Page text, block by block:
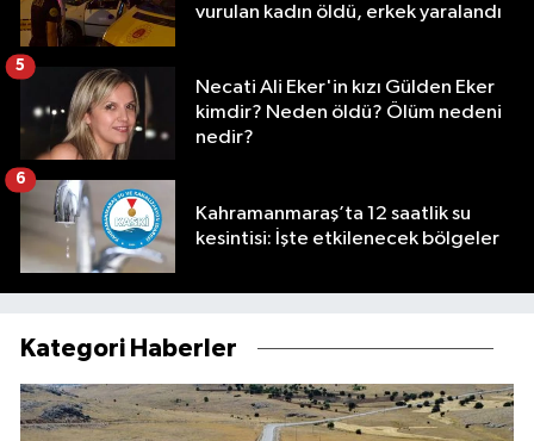
vurulan kadın öldü, erkek yaralandı
Necati Ali Eker'in kızı Gülden Eker
kimdir? Neden öldü? Ölüm nedeni
nedir?
5
Kahramanmaraş’ta 12 saatlik su
kesintisi: İşte etkilenecek bölgeler
6
Kategori Haberler